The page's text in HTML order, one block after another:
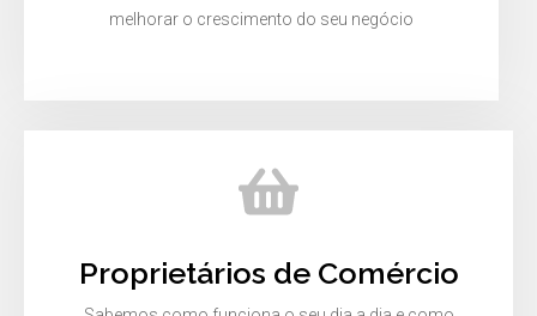
melhorar o crescimento do seu negócio
Proprietários de Comércio